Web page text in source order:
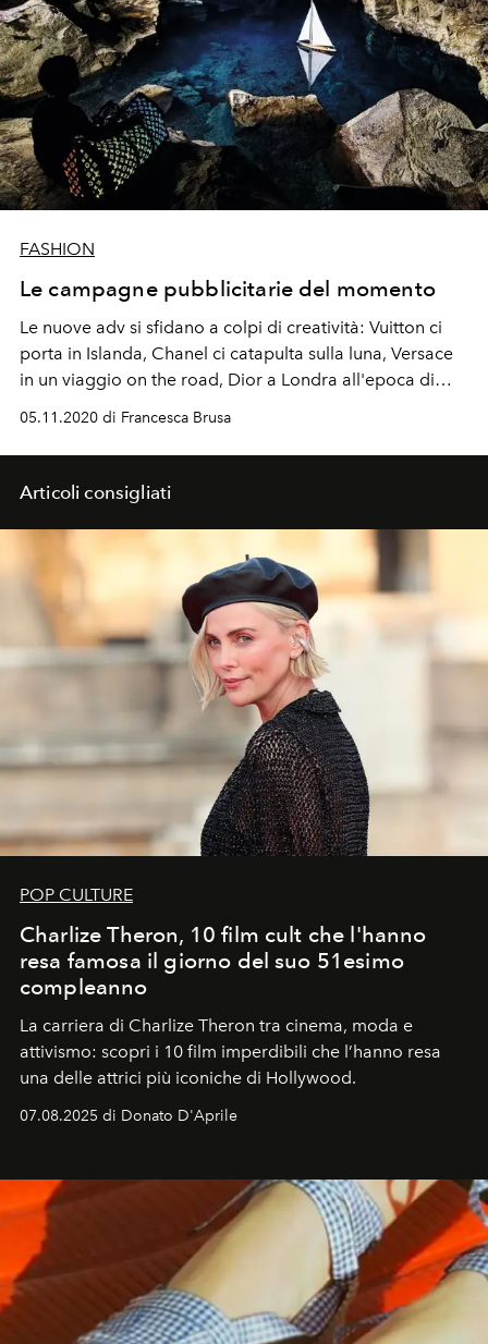
FASHION
Le campagne pubblicitarie del momento
Le nuove adv si sfidano a colpi di creatività: Vuitton ci
porta in Islanda, Chanel ci catapulta sulla luna, Versace
in un viaggio on the road, Dior a Londra all'epoca di
Judy Blame, Gucci in una coloratissima L.A.
05.11.2020 di Francesca Brusa
Articoli consigliati
POP CULTURE
Charlize Theron, 10 film cult che l'hanno
resa famosa il giorno del suo 51esimo
compleanno
La carriera di Charlize Theron tra cinema, moda e
attivismo: scopri i 10 film imperdibili che l’hanno resa
una delle attrici più iconiche di Hollywood.
07.08.2025 di Donato D'Aprile